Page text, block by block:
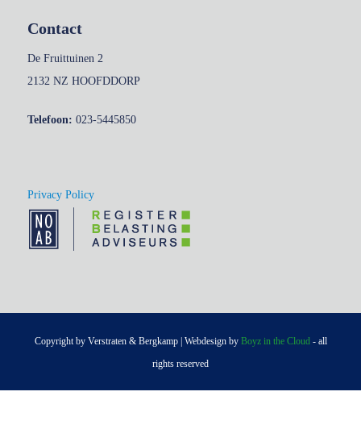
Contact
De Fruittuinen 2
2132 NZ HOOFDDORP
Telefoon: 023-5445850
Privacy Policy
Copyright by Verstraten & Bergkamp | Webdesign by Boyz in the Cloud - all
rights reserved